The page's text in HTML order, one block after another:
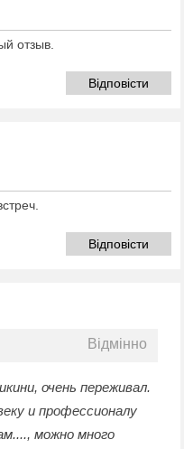
отзыв.
Відповісти
Відповісти
Відмінно
очень переживал.
и профессионалу
можно много